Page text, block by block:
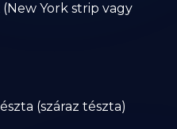
York strip vagy
(száraz tészta)